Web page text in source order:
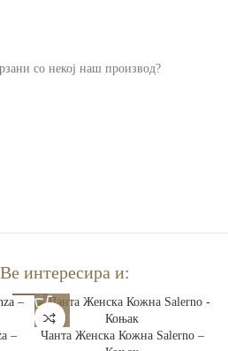
со некој наш производ?
интересира и:
–
Чанта Женска Кожна Salerno –